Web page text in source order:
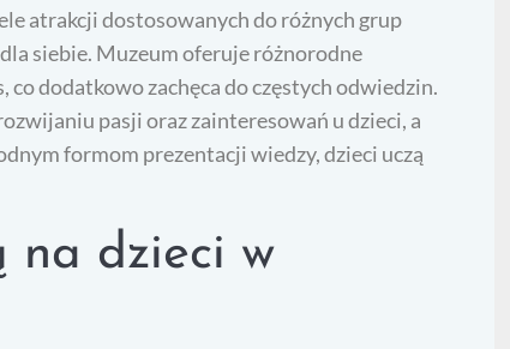
atrakcji dostosowanych do różnych grup
siebie. Muzeum oferuje różnorodne
dodatkowo zachęca do częstych odwiedzin.
pasji oraz zainteresowań u dzieci, a
formom prezentacji wiedzy, dzieci uczą
na dzieci w